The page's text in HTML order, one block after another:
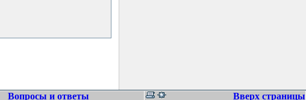
Вопросы и ответы Вверх страницы